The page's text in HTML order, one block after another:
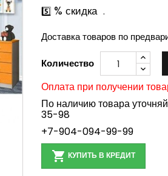
5️⃣ % скидка .
Доставка товаров по
Количество
Оплата при получении
По наличию товара
35-98
+7-904-094-99-99
 КУПИТЬ В КРЕДИТ